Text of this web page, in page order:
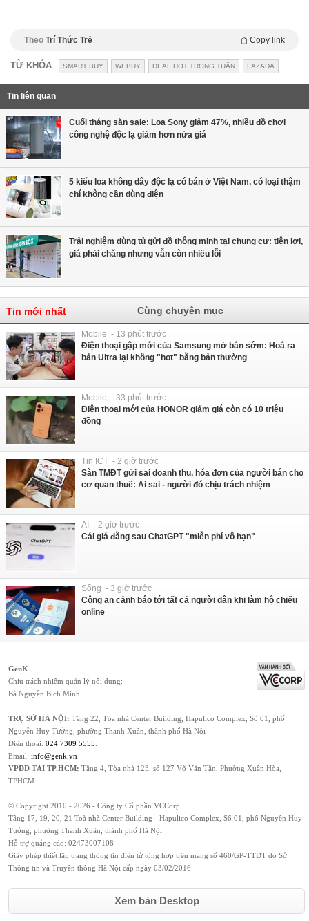
Theo Trí Thức Trẻ Copy link
TỪ KHÓA SMART BUY WEBUY DEAL HOT TRONG TUẦN LAZADA
Tin liên quan
Cuối tháng săn sale: Loa Sony giảm 47%, nhiều đồ chơi
công nghệ độc lạ giảm hơn nửa giá
5 kiểu loa không dây độc lạ có bán ở Việt Nam, có loại thậm
chí không cần dùng điện
Trải nghiệm dùng tủ gửi đồ thông minh tại chung cư: tiện lợi,
giá phải chăng nhưng vẫn còn nhiều lỗi
Tin mới nhất Cùng chuyên mục
Mobile - 13 phút trước
Điện thoại gập mới của Samsung mở bán sớm: Hoá ra
bản Ultra lại không "hot" bằng bản thường
Mobile - 33 phút trước
Điện thoại mới của HONOR giảm giá còn có 10 triệu
đồng
Tin ICT - 2 giờ trước
Sàn TMĐT gửi sai doanh thu, hóa đơn của người bán cho
cơ quan thuế: Ai sai - người đó chịu trách nhiệm
AI - 2 giờ trước
Cái giá đằng sau ChatGPT "miễn phí vô hạn"
Sống - 3 giờ trước
Công an cảnh báo tới tất cả người dân khi làm hộ chiếu
online
GenK
Chịu trách nhiệm quản lý nội dung:
Bà Nguyễn Bích Minh
TRỤ SỞ HÀ NỘI: Tầng 22, Tòa nhà Center Building, Hapulico Complex, Số 01, phố
Nguyễn Huy Tưởng, phường Thanh Xuân, thành phố Hà Nội
Điện thoại: 024 7309 5555.
Email: info@genk.vn
VPĐD TẠI TP.HCM: Tầng 4, Tòa nhà 123, số 127 Võ Văn Tần, Phường Xuân Hòa,
TPHCM
© Copyright 2010 - 2026 - Công ty Cổ phần VCCorp
Tầng 17, 19, 20, 21 Toà nhà Center Building - Hapulico Complex, Số 01, phố Nguyễn Huy
Tưởng, phường Thanh Xuân, thành phố Hà Nội
Hỗ trợ quảng cáo: 02473007108
Giấy phép thiết lập trang thông tin điện tử tổng hợp trên mạng số 460/GP-TTĐT do Sở
Thông tin và Truyền thông Hà Nội cấp ngày 03/02/2016
Xem bản Desktop